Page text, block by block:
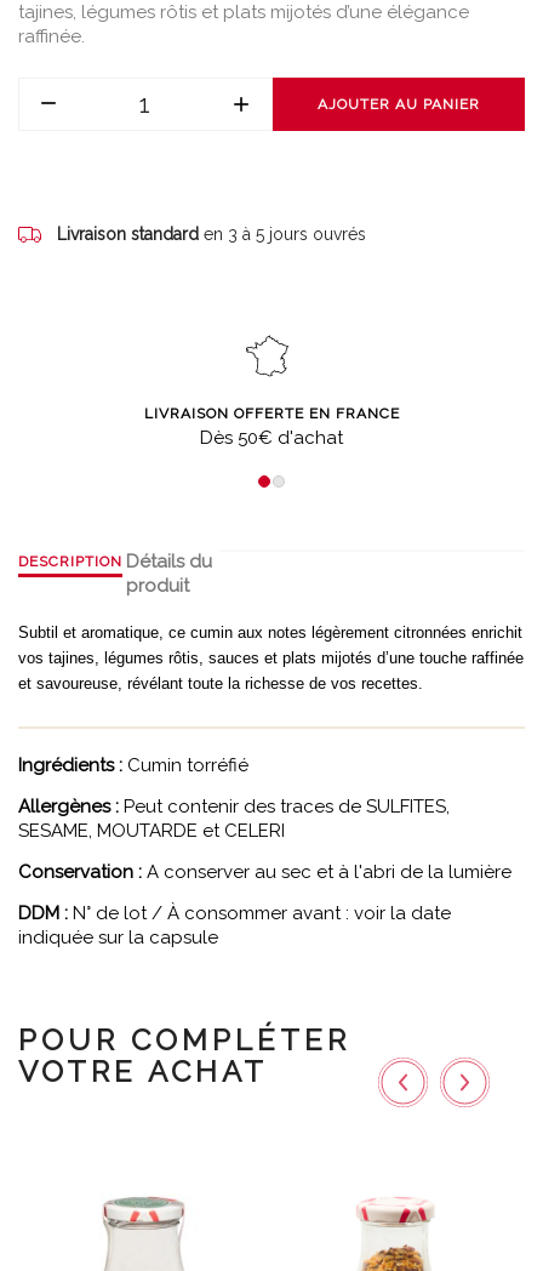
tajines, légumes rôtis et plats mijotés d’une élégance
raffinée.
AJOUTER AU PANIER
Livraison standard en 3 à 5 jours ouvrés
LIVRAISON OFFERTE EN FRANCE
Dès 50€ d'achat
DESCRIPTION Détails du
produit
Subtil et aromatique, ce cumin aux notes légèrement citronnées enrichit
vos tajines, légumes rôtis, sauces et plats mijotés d’une touche raffinée
et savoureuse, révélant toute la richesse de vos recettes.
Ingrédients : Cumin torréfié
Allergènes : Peut contenir des traces de SULFITES,
SESAME, MOUTARDE et CELERI
Conservation : A conserver au sec et à l'abri de la lumière
DDM : N° de lot / À consommer avant : voir la date
indiquée sur la capsule
POUR COMPLÉTER
VOTRE ACHAT